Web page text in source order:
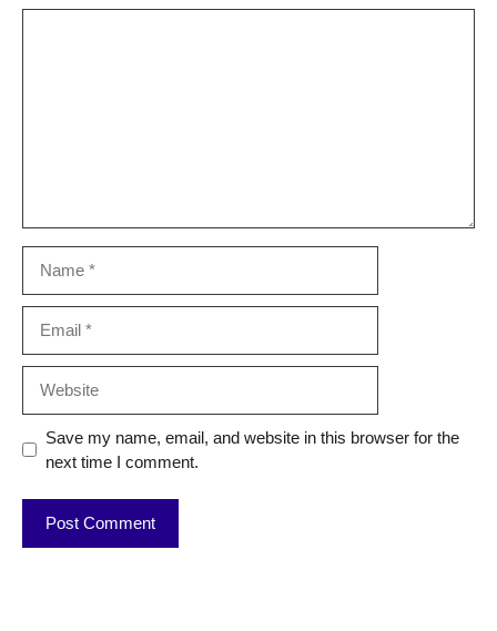
Save my name, email, and website in this browser for the
next time I comment.